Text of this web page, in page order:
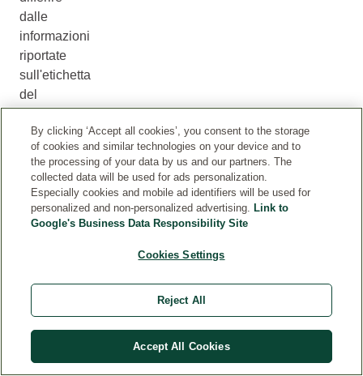
dalle
informazioni
riportate
sull'etichetta
del
consiglia
fare
riferimento
all'elenco
riportato
del
per
By clicking ‘Accept all cookies’, you consent to the storage
of cookies and similar technologies on your device and to
the processing of your data by us and our partners. The
collected data will be used for ads personalization.
Especially cookies and mobile ad identifiers will be used for
personalized and non-personalized advertising. Link to
Google's Business Data Responsibility Site
Cookies Settings
Reject All
Accept All Cookies